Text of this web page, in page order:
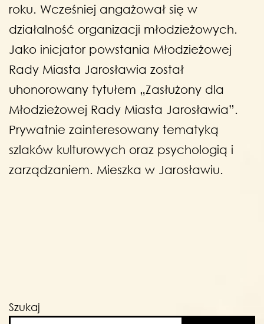
roku. Wcześniej angażował się w
działalność organizacji młodzieżowych.
Jako inicjator powstania Młodzieżowej
Rady Miasta Jarosławia został
uhonorowany tytułem „Zasłużony dla
Młodzieżowej Rady Miasta Jarosławia”.
Prywatnie zainteresowany tematyką
szlaków kulturowych oraz psychologią i
zarządzaniem. Mieszka w Jarosławiu.
Szukaj